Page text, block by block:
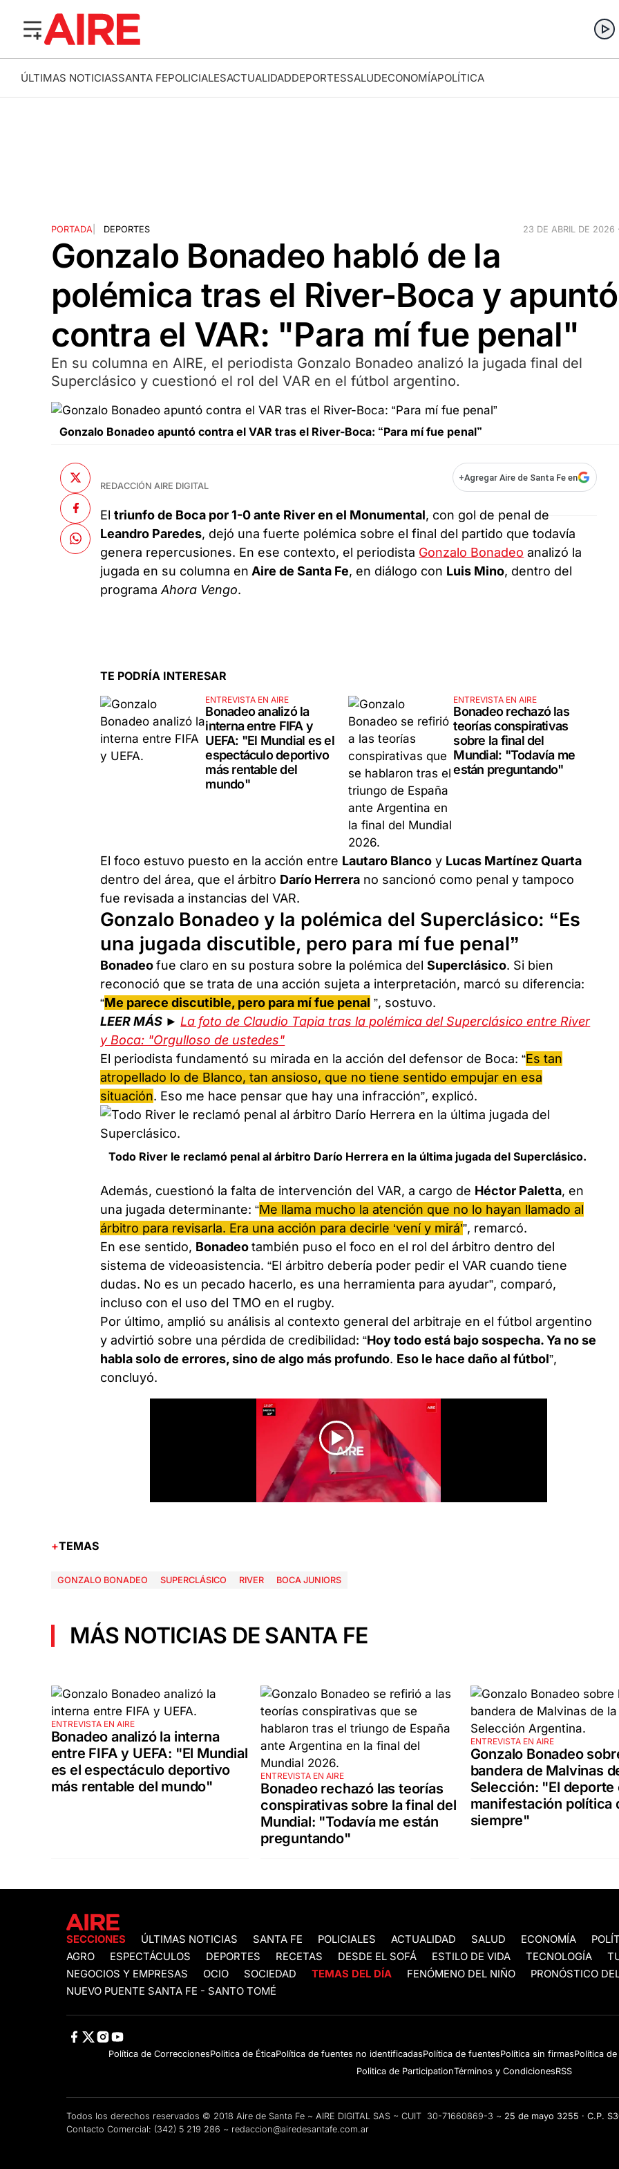
ÚLTIMAS NOTICIASSANTA FEPOLICIALESACTUALIDADDEPORTESSALUDECONOMÍAPOLÍTICA
PORTADA| DEPORTES 23 DE ABRIL DE 2026
Gonzalo Bonadeo habló de la
polémica tras el River-Boca y apuntó
contra el VAR: "Para mí fue penal"
En su columna en AIRE, el periodista Gonzalo Bonadeo analizó la jugada final del
Superclásico y cuestionó el rol del VAR en el fútbol argentino.
Gonzalo Bonadeo apuntó contra el VAR tras el River-Boca: “Para mí fue penal”
REDACCIÓN AIRE DIGITAL
+Agregar Aire de Santa Fe en
Eltriunfo de Boca por 1-0 ante River en el Monumental, con gol de penal de
Leandro Paredes, dejó una fuerte polémica sobre el final del partido que todavía
genera repercusiones. En ese contexto, el periodista Gonzalo Bonadeo analizó la
jugada en su columna en Aire de Santa Fe, en diálogo con Luis Mino, dentro del
programaAhora Vengo.
TE PODRÍA INTERESAR
ENTREVISTA EN AIRE
Bonadeo analizó la
interna entre FIFA y
UEFA: "El Mundial es el
espectáculo deportivo
más rentable del
mundo"
ENTREVISTA EN AIRE
Bonadeo rechazó las
teorías conspirativas
sobre la final del
Mundial: "Todavía me
están preguntando"
El foco estuvo puesto en la acción entre Lautaro Blanco y Lucas Martínez Quarta
dentro del área, que el árbitro Darío Herrera no sancionó como penal y tampoco
fue revisada a instancias del VAR.
Gonzalo Bonadeo y la polémica del Superclásico: “Es
una jugada discutible, pero para mí fue penal”
Bonadeofue claro en su postura sobre la polémica delSuperclásico. Si bien
reconoció que se trata de una acción sujeta a interpretación, marcó su diferencia:
“Me parece discutible, pero para mí fue penal ”, sostuvo.
LEER MÁS ► La foto de Claudio Tapia tras la polémica del Superclásico entre River
y Boca: "Orgulloso de ustedes"
El periodista fundamentó su mirada en la acción del defensor de Boca: “Es tan
atropellado lo de Blanco, tan ansioso, que no tiene sentido empujar en esa
situación. Eso me hace pensar que hay una infracción”, explicó.
Todo River le reclamó penal al árbitro Darío Herrera en la última jugada del Superclásico.
Además, cuestionó la falta de intervención del VAR, a cargo de Héctor Paletta, en
una jugada determinante: “Me llama mucho la atención que no lo hayan llamado al
árbitro para revisarla. Era una acción para decirle ‘vení y mirá’”, remarcó.
En ese sentido, Bonadeotambién puso el foco en el rol del árbitro dentro del
sistema de videoasistencia. “El árbitro debería poder pedir el VAR cuando tiene
dudas. No es un pecado hacerlo, es una herramienta para ayudar”, comparó,
incluso con el uso del TMO en el rugby.
Por último, amplió su análisis al contexto general del arbitraje en el fútbol argentino
y advirtió sobre una pérdida de credibilidad: “Hoy todo está bajo sospecha. Ya no se
habla solo de errores, sino de algo más profundo. Eso le hace daño al fútbol”,
concluyó.
TEMAS
GONZALO BONADEO SUPERCLÁSICO RIVER BOCA JUNIORS
MÁS NOTICIAS DE SANTA FE
ENTREVISTA EN AIRE
Bonadeo analizó la interna
entre FIFA y UEFA: "El Mundial
es el espectáculo deportivo
más rentable del mundo"
ENTREVISTA EN AIRE
Bonadeo rechazó las teorías
conspirativas sobre la final del
Mundial: "Todavía me están
preguntando"
ENTREVISTA EN AIRE
Gonzalo Bonadeo
bandera de Malvinas
Selección: "El deporte
manifestación política
siempre"
SECCIONES ÚLTIMAS NOTICIAS SANTA FE POLICIALES ACTUALIDAD SALUD ECONOMÍA
AGRO
ESPECTÁCULOS DEPORTES RECETAS DESDE EL SOFÁ ESTILO DE VIDA TECNOLOGÍA
NEGOCIOS Y EMPRESAS
OCIO SOCIEDAD TEMAS DEL DÍA FENÓMENO DEL NIÑO PRONÓSTICO
NUEVO PUENTE SANTA FE - SANTO TOMÉ
Política de CorreccionesPolitica de ÉticaPolítica de fuentes no identificadasPolítica de fuentesPolítica sin firmasPolítica
Politica de ParticipationTérminos y CondicionesRSS
Todos los derechos reservados © 2018 Aire de Santa Fe ~ AIRE DIGITAL SAS ~ CUIT 30-71660869-3 ~ 25 de mayo 3255 · C.P.
Contacto Comercial: (342) 5 219 286 ~ redaccion@airedesantafe.com.ar